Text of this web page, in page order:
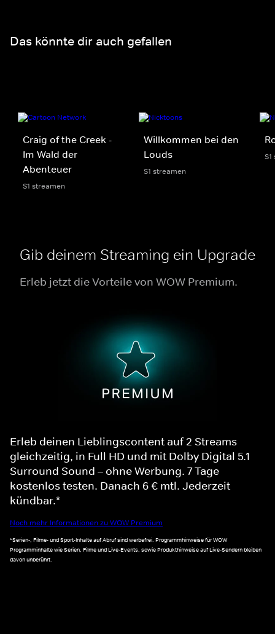
Das könnte dir auch gefallen
Craig of the Creek -
Im Wald der
Abenteuer
S1 streamen
Willkommen bei den
Louds
S1 streamen
Gib deinem Streaming ein Upgrade
Erleb jetzt die Vorteile von WOW Premium.
Erleb deinen Lieblingscontent auf 2 Streams
gleichzeitig, in Full HD und mit Dolby Digital 5.1
Surround Sound – ohne Werbung. 7 Tage
kostenlos testen. Danach 6 € mtl. Jederzeit
kündbar.*
Noch mehr Informationen zu WOW Premium
*Serien-, Filme- und Sport-Inhalte auf Abruf sind werbefrei. Programmhinweise für WOW
Programminhalte wie Serien, Filme und Live-Events, sowie Produkthinweise auf Live-Sendern bleiben
davon unberührt.